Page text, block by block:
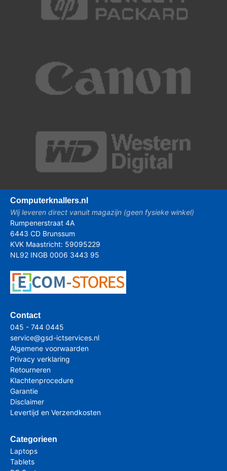
Computerknallers.nl
Wij leveren direct vanuit magazijn (geen fysieke winkel)
Rumpenerstraat 4A
6443 CD Brunssum
KVK Maastricht: 59095229
NL92 INGB 0006 3443 95
Contact
045 - 744 0445
service@gsd-ictservices.nl
Algemene voorwaarden
Privacy verklaring
Retourneren
Klachtenprocedure
Garantie
Disclaimer
Levertijd en Verzendkosten
Categorieen
Laptops
Tablets